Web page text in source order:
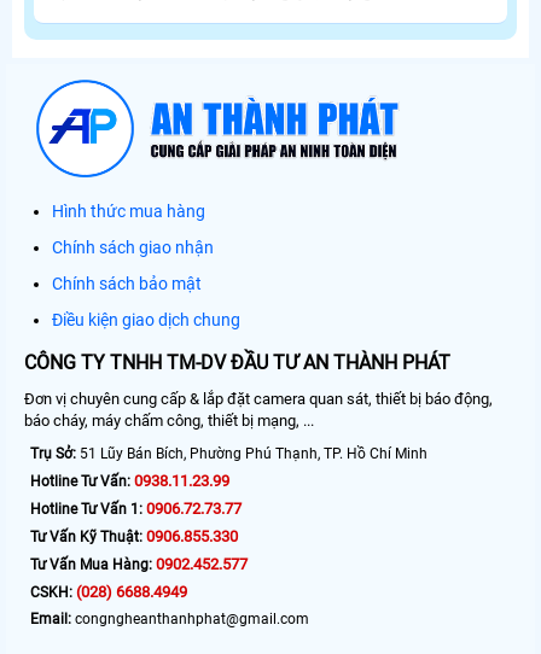
Hình thức mua hàng
Chính sách giao nhận
Chính sách bảo mật
Điều kiện giao dịch chung
CÔNG TY TNHH TM-DV ĐẦU TƯ AN THÀNH PHÁT
Đơn vị chuyên cung cấp & lắp đặt camera quan sát, thiết bị báo động,
báo cháy, máy chấm công, thiết bị mạng, ...
Trụ Sở: 51 Lũy Bán Bích, Phường Phú Thạnh, TP. Hồ Chí Minh
Hotline Tư Vấn: 0938.11.23.99
Hotline Tư Vấn 1: 0906.72.73.77
Tư Vấn Kỹ Thuật: 0906.855.330
Tư Vấn Mua Hàng: 0902.452.577
CSKH: (028) 6688.4949
Email: congngheanthanhphat@gmail.com